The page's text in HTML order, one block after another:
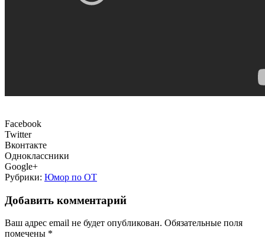
Facebook
Twitter
Вконтакте
Одноклассники
Google+
Рубрики: Юмор по ОТ
Добавить комментарий
Ваш адрес email не будет опубликован. Обязательные поля
помечены *